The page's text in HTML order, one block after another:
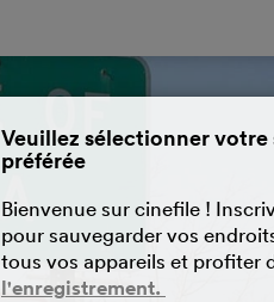
Veuillez sélectionner votre
préférée
Bienvenue sur cinefile !
pour sauvegarder vos
tous vos appareils et profiter
l'enregistrement.